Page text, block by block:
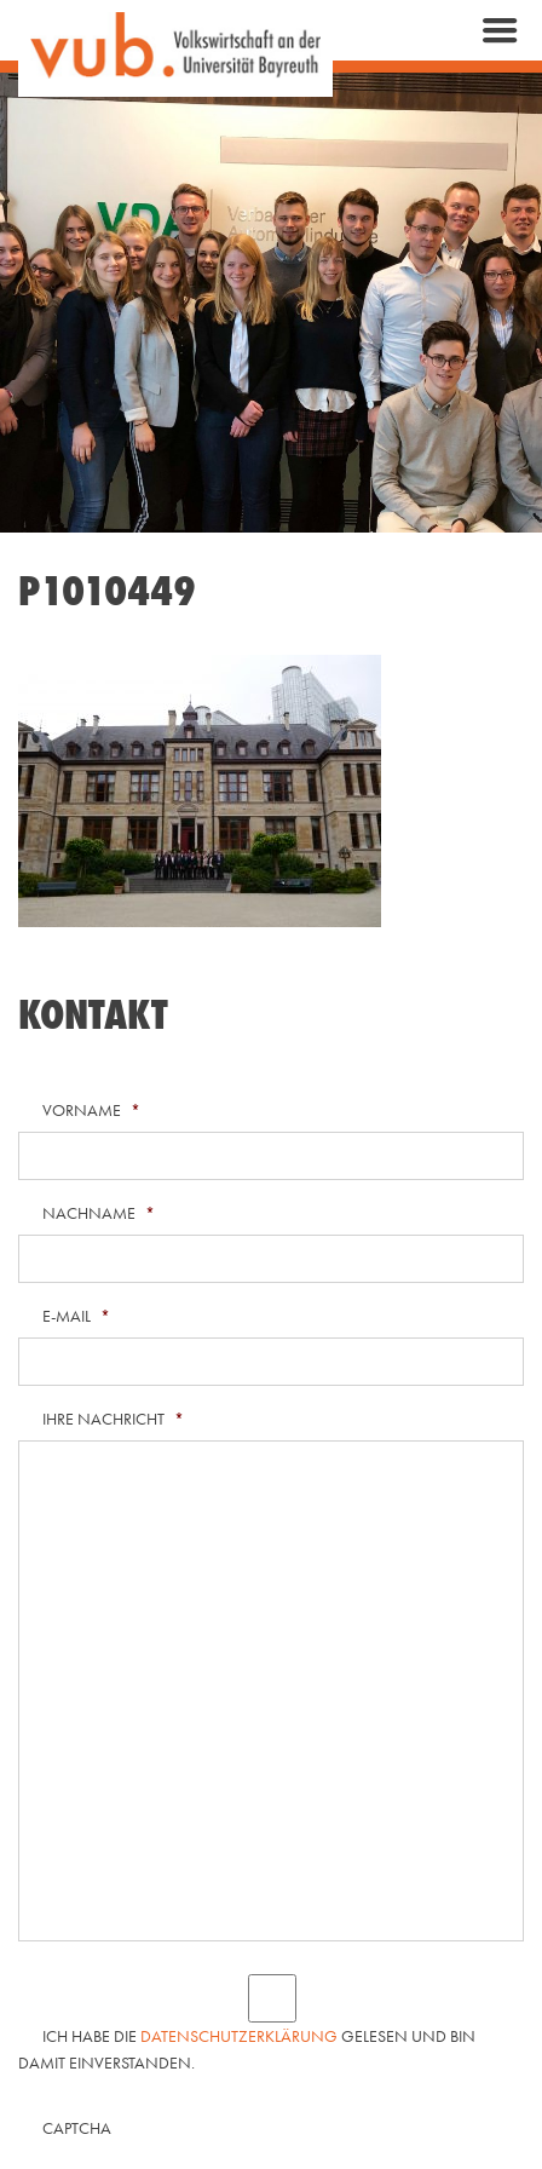
P1010449
KONTAKT
VORNAME *
NACHNAME *
E-MAIL *
IHRE NACHRICHT *
ICH HABE DIE DATENSCHUTZERKLÄRUNG GELESEN UND BIN
DAMIT EINVERSTANDEN.
CAPTCHA